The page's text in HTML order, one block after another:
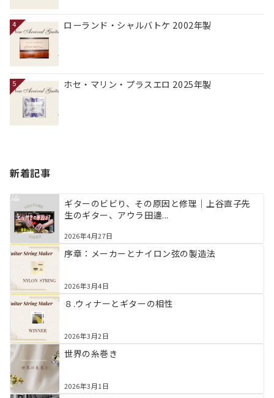
4 ローランド・シャルバトケ 2002年製
5 ホセ・マリン・プラスエロ 2025年製
新着記事
ギターのビビり、その原因と修理｜上谷直子先
生のギター、アウラ田邊...
2026年4月27日
序章：メーカーとナイロン弦の製造法
2026年3月4日
８.ウィナーとギターの相性
2026年3月2日
世界の糸巻き
2026年3月1日